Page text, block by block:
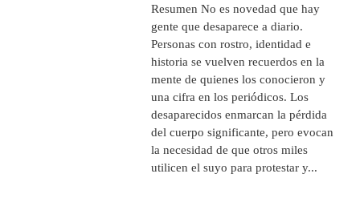
Resumen No es novedad que hay
gente que desaparece a diario.
Personas con rostro, identidad e
historia se vuelven recuerdos en la
mente de quienes los conocieron y
una cifra en los periódicos. Los
desaparecidos enmarcan la pérdida
del cuerpo significante, pero evocan
la necesidad de que otros miles
utilicen el suyo para protestar y...